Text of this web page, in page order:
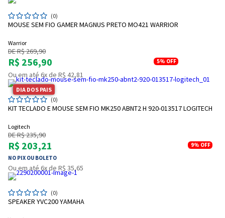
(0)
MOUSE SEM FIO GAMER MAGNUS PRETO MO421 WARRIOR
Warrior
DE R$ 269,90
R$ 256,90 5% OFF
Ou em até 6x de R$ 42,81
DIA DOS PAIS
(0)
KIT TECLADO E MOUSE SEM FIO MK250 ABNT2 H 920-013517 LOGITECH
Logitech
DE R$ 235,90
R$ 203,21
NO PIX OU BOLETO
9% OFF
Ou em até 6x de R$ 35,65
(0)
SPEAKER YVC200 YAMAHA